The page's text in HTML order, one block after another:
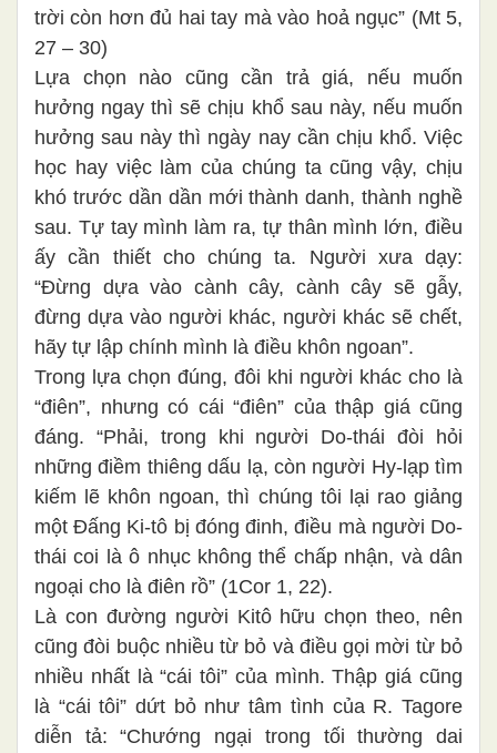
trời còn hơn đủ hai tay mà vào hoả ngục” (Mt 5,
27 – 30)
Lựa chọn nào cũng cần trả giá, nếu muốn
hưởng ngay thì sẽ chịu khổ sau này, nếu muốn
hưởng sau này thì ngày nay cần chịu khổ. Việc
học hay việc làm của chúng ta cũng vậy, chịu
khó trước dần dần mới thành danh, thành nghề
sau. Tự tay mình làm ra, tự thân mình lớn, điều
ấy cần thiết cho chúng ta. Người xưa dạy:
“Đừng dựa vào cành cây, cành cây sẽ gẫy,
đừng dựa vào người khác, người khác sẽ chết,
hãy tự lập chính mình là điều khôn ngoan”.
Trong lựa chọn đúng, đôi khi người khác cho là
“điên”, nhưng có cái “điên” của thập giá cũng
đáng. “Phải, trong khi người Do-thái đòi hỏi
những điềm thiêng dấu lạ, còn người Hy-lạp tìm
kiếm lẽ khôn ngoan, thì chúng tôi lại rao giảng
một Đấng Ki-tô bị đóng đinh, điều mà người Do-
thái coi là ô nhục không thể chấp nhận, và dân
ngoại cho là điên rồ” (1Cor 1, 22).
Là con đường người Kitô hữu chọn theo, nên
cũng đòi buộc nhiều từ bỏ và điều gọi mời từ bỏ
nhiều nhất là “cái tôi” của mình. Thập giá cũng
là “cái tôi” dứt bỏ như tâm tình của R. Tagore
diễn tả: “Chướng ngại trong tối thường dai